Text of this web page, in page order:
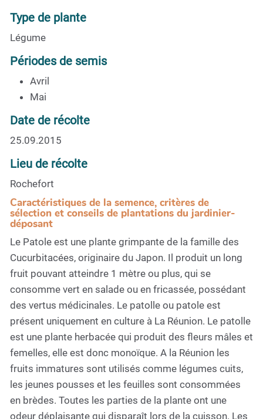
Type de plante
Légume
Périodes de semis
Avril
Mai
Date de récolte
25.09.2015
Lieu de récolte
Rochefort
Caractéristiques de la semence, critères de
sélection et conseils de plantations du jardinier-
déposant
Le Patole est une plante grimpante de la famille des
Cucurbitacées, originaire du Japon. Il produit un long
fruit pouvant atteindre 1 mètre ou plus, qui se
consomme vert en salade ou en fricassée, possédant
des vertus médicinales. Le patolle ou patole est
présent uniquement en culture à La Réunion. Le patolle
est une plante herbacée qui produit des fleurs mâles et
femelles, elle est donc monoïque. A la Réunion les
fruits immatures sont utilisés comme légumes cuits,
les jeunes pousses et les feuilles sont consommées
en brèdes. Toutes les parties de la plante ont une
odeur déplaisante qui disparaît lors de la cuisson. Les